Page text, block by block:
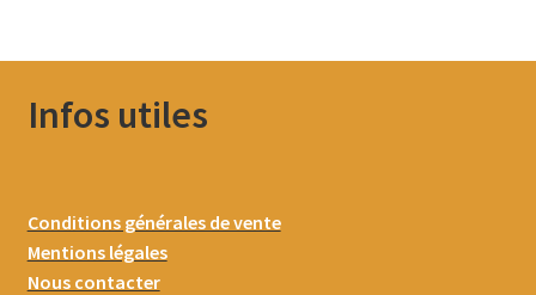
Infos utiles
Conditions générales de vente
Mentions légales
Nous contacter